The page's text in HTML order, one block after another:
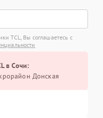
TCL, Вы соглашаетесь с
в Сочи:
Донская